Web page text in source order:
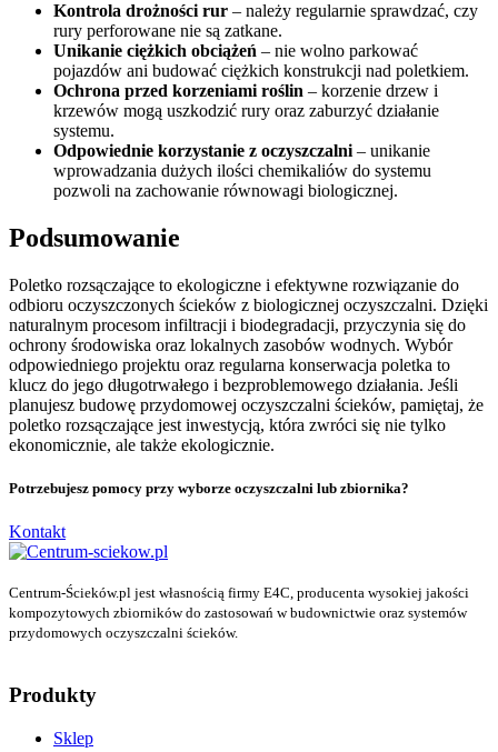
Kontrola drożności rur – należy regularnie sprawdzać, czy
rury perforowane nie są zatkane.
Unikanie ciężkich obciążeń – nie wolno parkować
pojazdów ani budować ciężkich konstrukcji nad poletkiem.
Ochrona przed korzeniami roślin – korzenie drzew i
krzewów mogą uszkodzić rury oraz zaburzyć działanie
systemu.
Odpowiednie korzystanie z oczyszczalni – unikanie
wprowadzania dużych ilości chemikaliów do systemu
pozwoli na zachowanie równowagi biologicznej.
Podsumowanie
Poletko rozsączające to ekologiczne i efektywne rozwiązanie do
odbioru oczyszczonych ścieków z biologicznej oczyszczalni. Dzięki
naturalnym procesom infiltracji i biodegradacji, przyczynia się do
ochrony środowiska oraz lokalnych zasobów wodnych. Wybór
odpowiedniego projektu oraz regularna konserwacja poletka to
klucz do jego długotrwałego i bezproblemowego działania. Jeśli
planujesz budowę przydomowej oczyszczalni ścieków, pamiętaj, że
poletko rozsączające jest inwestycją, która zwróci się nie tylko
ekonomicznie, ale także ekologicznie.
Potrzebujesz pomocy przy wyborze oczyszczalni lub zbiornika?
Kontakt
Centrum-Ścieków.pl jest własnością firmy E4C, producenta wysokiej jakości
kompozytowych zbiorników do zastosowań w budownictwie oraz systemów
przydomowych oczyszczalni ścieków.
Produkty
Sklep